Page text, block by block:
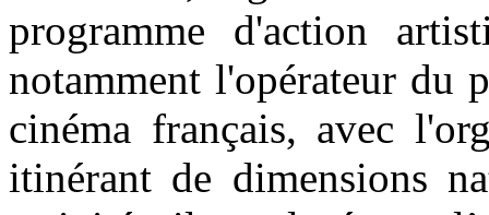
programme d'action
notamment l'opérateur du
cinéma français, avec
itinérant de dimensions